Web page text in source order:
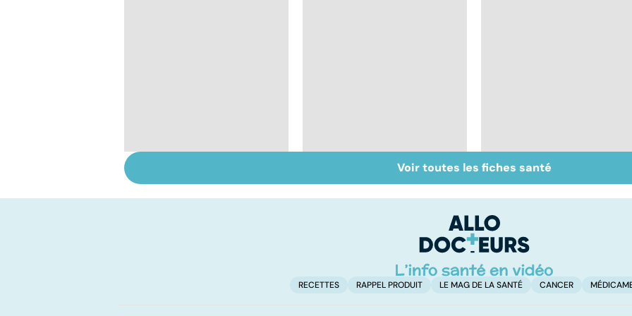
domicile, c'est facile !
Don de gamètes : le
pour et le contre
Médecine de
proximité : quel
Voir toutes les fiches santé
RECETTES RAPPEL PRODUIT LE MAG DE LA SANTÉ CANCER